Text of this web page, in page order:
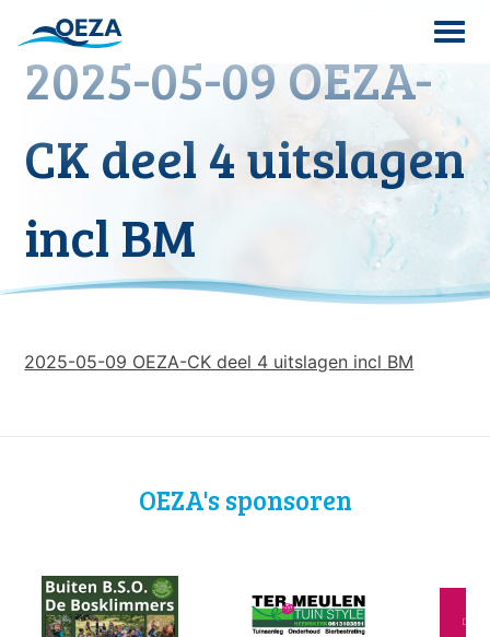
content
Search
2025-05-09 OEZA-
CK deel 4 uitslagen
incl BM
2025-05-09 OEZA-CK deel 4 uitslagen incl BM
OEZA's sponsoren